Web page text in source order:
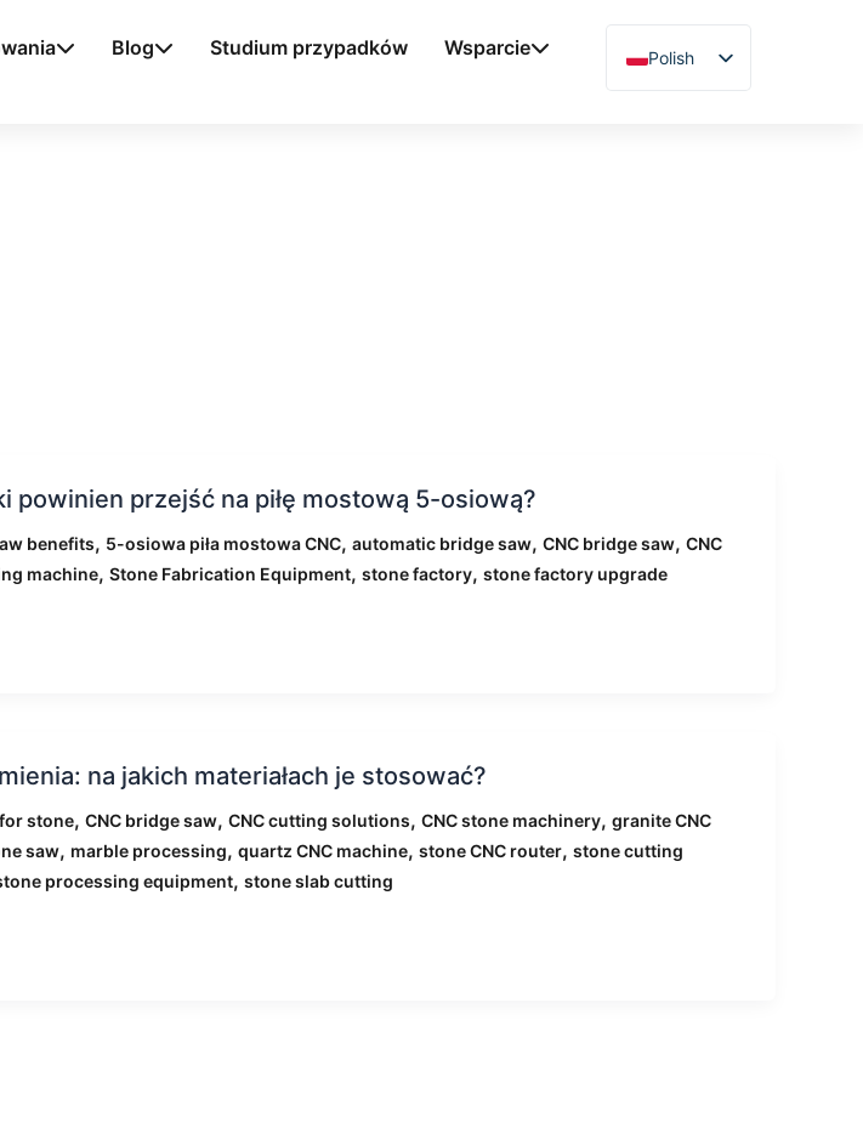
Blog Studium przypadków Wsparcie
Polish
English
powinien przejść na piłę mostową 5-osiową?
benefits, 5-osiowa piła mostowa CNC, automatic bridge saw, CNC bridge saw, CNC
machine, Stone Fabrication Equipment, stone factory, stone factory upgrade
na jakich materiałach je stosować?
stone, CNC bridge saw, CNC cutting solutions, CNC stone machinery, granite CNC
saw, marble processing, quartz CNC machine, stone CNC router, stone cutting
processing equipment, stone slab cutting